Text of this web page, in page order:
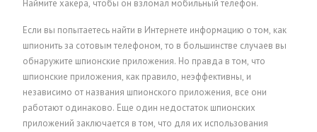
Наймите хакера, чтобы он взломал мобильный телефон.
Если вы попытаетесь найти в Интернете информацию о том, как
шпионить за сотовым телефоном, то в большинстве случаев вы
обнаружите шпионские приложения. Но правда в том, что
шпионские приложения, как правило, неэффективны, и
независимо от названия шпионского приложения, все они
работают одинаково. Еще один недостаток шпионских
приложений заключается в том, что для их использования